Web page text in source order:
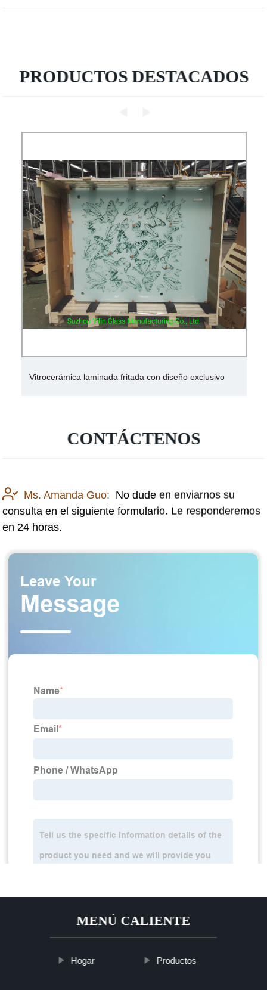
PRODUCTOS DESTACADOS
Vitrocerámica laminada fritada con diseño exclusivo
CONTÁCTENOS
Ms. Amanda Guo: No dude en enviarnos su
consulta en el siguiente formulario. Le responderemos
en 24 horas.
MENÚ CALIENTE
Hogar Productos